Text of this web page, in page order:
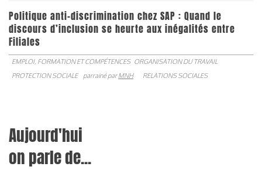
Politique anti-discrimination chez SAP : Quand le
discours d’inclusion se heurte aux inégalités entre
Filiales
EMPLOI, FORMATION ET COMPÉTENCES ORGANISATION DU TRAVAIL
PROTECTION SOCIALE
parrainé parMNH RELATIONS SOCIALES
Aujourd'hui
on parle de...